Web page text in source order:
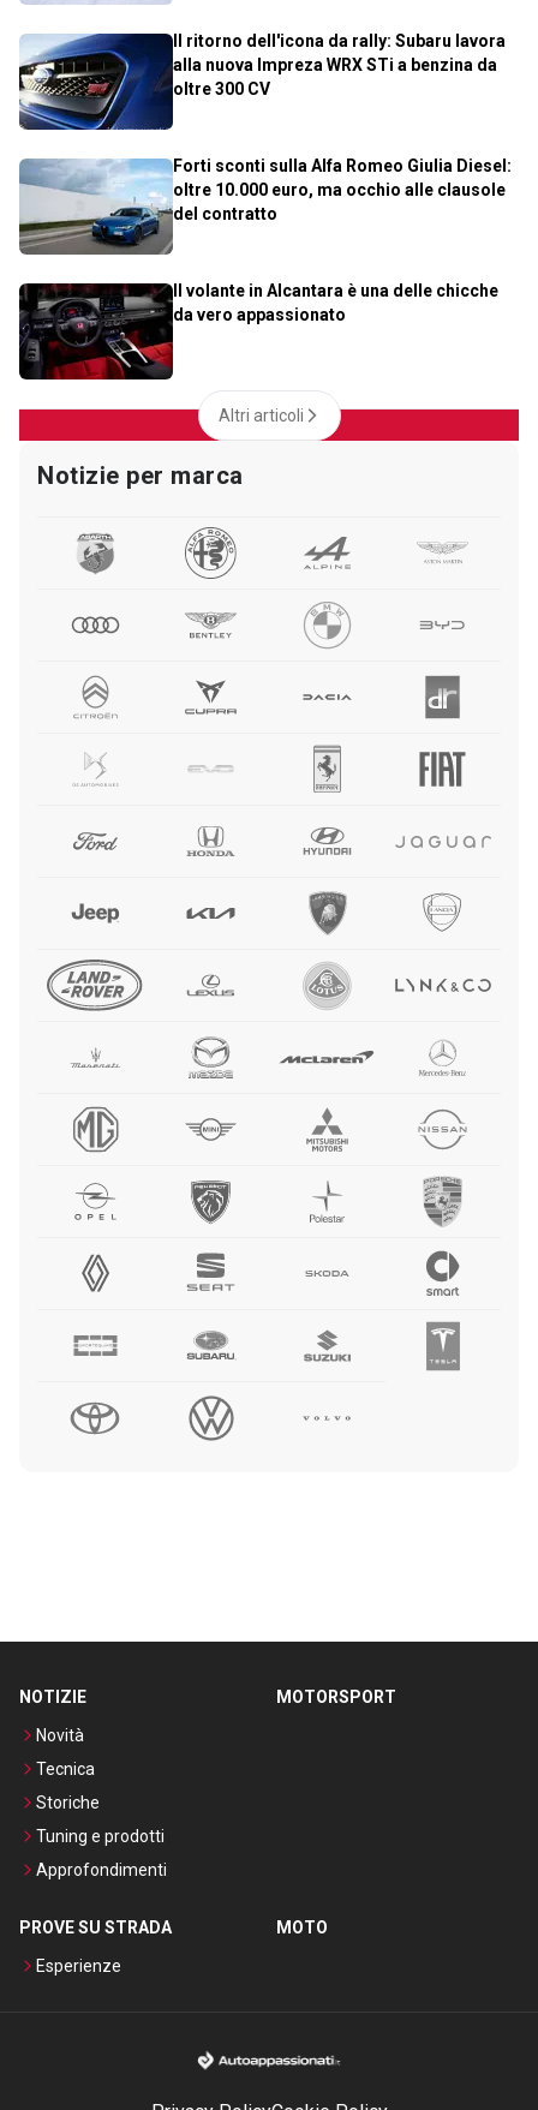
Il ritorno dell'icona da rally: Subaru lavora
alla nuova Impreza WRX STi a benzina da
oltre 300 CV
Forti sconti sulla Alfa Romeo Giulia Diesel:
oltre 10.000 euro, ma occhio alle clausole
del contratto
Il volante in Alcantara è una delle chicche
da vero appassionato
Altri articoli
Notizie per marca
NOTIZIE
Novità
Tecnica
Storiche
Tuning e prodotti
Approfondimenti
MOTORSPORT
PROVE SU STRADA
Esperienze
MOTO